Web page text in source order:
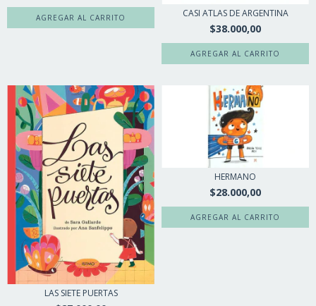
CASI ATLAS DE ARGENTINA
$38.000,00
LAS SIETE PUERTAS
HERMANO
$28.000,00